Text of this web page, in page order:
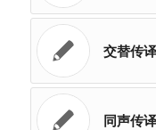
交替传
同声传